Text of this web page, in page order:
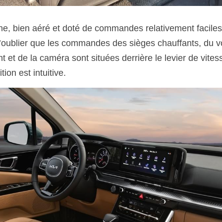
bien aéré et doté de commandes relativement
que les commandes des sièges chauffants, du
et de la caméra sont situées derrière le levier de
est intuitive.